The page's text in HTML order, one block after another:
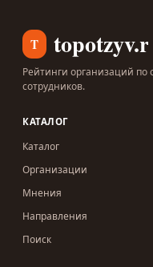
T topotzyv.ru
Рейтинги организаций по
сотрудников.
КАТАЛОГ
Каталог
Организации
Мнения
Направления
Поиск